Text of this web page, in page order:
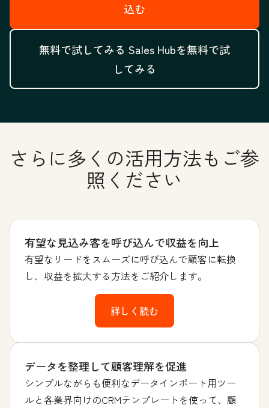
込む
無料で試してみる Sales Hubを無料で試
してみる
さらに多くの活用方法もご参
照ください
有望な見込み客を呼び込んで収益を向上
有望なリードをスムーズに呼び込んで顧客に転換
し、収益を拡大する方法をご紹介します。
詳しく読む
データを整理して顧客理解を促進
シンプルながらも便利なデータインポート用ツー
ルと各業界向けのCRMテンプレートを使って、顧